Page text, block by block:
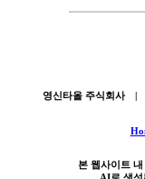
영신타올 주식회사 |
본 웹사이트